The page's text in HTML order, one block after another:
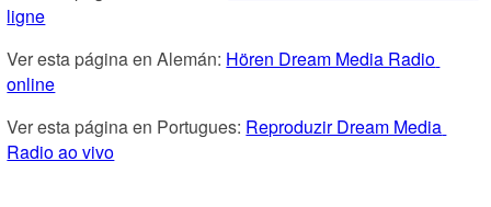
ligne
Ver esta página en Alemán: Hören Dream Media Radio
online
Ver esta página en Portugues: Reproduzir Dream Media
Radio ao vivo